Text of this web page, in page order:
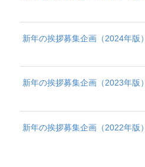
新年の挨拶募集企画（2024年版）
新年の挨拶募集企画（2023年版）
新年の挨拶募集企画（2022年版）